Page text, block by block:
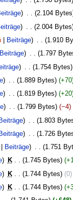
2.104 Bytes
2.004 Bytes
Beiträge 1.910
Beiträge 1.797
1.754 Bytes
1.889 Bytes +70
1.819 Bytes +20
1.799 Bytes −4 ‎
Beiträge 1.803
Beiträge 1.726
Beiträge 1.751
K 1.745 Bytes
K 1.744 Bytes 0 ‎
K 1.744 Bytes